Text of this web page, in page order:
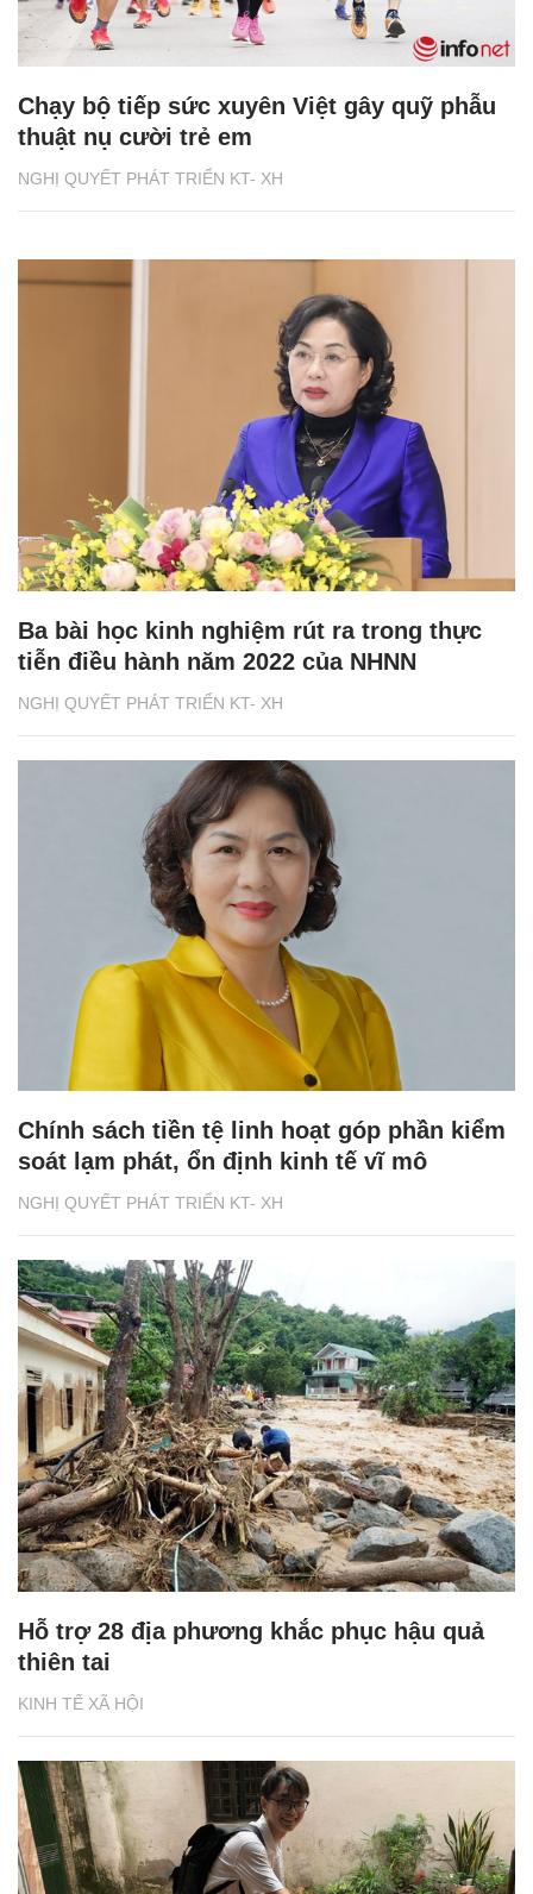
NGHỊ QUYẾT PHÁT TRIỂN KT- XH
Chạy bộ tiếp sức xuyên Việt gây quỹ phẫu
thuật nụ cười trẻ em
NGHỊ QUYẾT PHÁT TRIỂN KT- XH
Ba bài học kinh nghiệm rút ra trong thực
tiễn điều hành năm 2022 của NHNN
NGHỊ QUYẾT PHÁT TRIỂN KT- XH
Chính sách tiền tệ linh hoạt góp phần kiểm
soát lạm phát, ổn định kinh tế vĩ mô
KINH TẾ XÃ HỘI
Hỗ trợ 28 địa phương khắc phục hậu quả
thiên tai